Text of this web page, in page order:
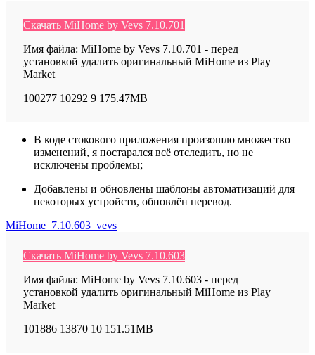
Скачать MiHome by Vevs 7.10.701
Имя файла: MiHome by Vevs 7.10.701 - перед
установкой удалить оригинальный MiHome из Play
Market
100277 10292 9 175.47MB
В коде стокового приложения произошло множество
изменений, я постарался всё отследить, но не
исключены проблемы;
Добавлены и обновлены шаблоны автоматизаций для
некоторых устройств, обновлён перевод.
MiHome_7.10.603_vevs
Скачать MiHome by Vevs 7.10.603
Имя файла: MiHome by Vevs 7.10.603 - перед
установкой удалить оригинальный MiHome из Play
Market
101886 13870 10 151.51MB